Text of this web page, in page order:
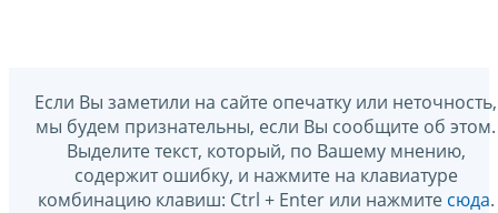
Если Вы заметили на сайте опечатку или неточность,
мы будем признательны, если Вы сообщите об этом.
Выделите текст, который, по Вашему мнению,
содержит ошибку, и нажмите на клавиатуре
комбинацию клавиш: Ctrl + Enter или нажмите сюда.